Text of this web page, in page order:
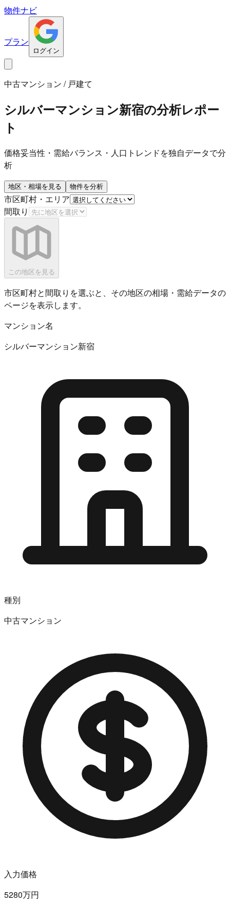
物件ナビ
プラン
ログイン
中古マンション / 戸建て
シルバーマンション新宿の分析レポー
ト
価格妥当性・需給バランス・人口トレンドを独自データで分
析
地区・相場を見る 物件を分析
市区町村・エリア
間取り
この地区を見る
市区町村と間取りを選ぶと、その地区の相場・需給データの
ページを表示します。
マンション名
シルバーマンション新宿
種別
中古マンション
入力価格
5280万円